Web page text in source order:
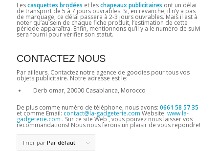
Lescasquettes brodées et leschapeaux publicitaires ont un délai
de transport de 5 à 7 jours ouvrables. Si, en revanche, il n’y a pas
de marquage, ce délai passera à 2-3 jours ouvrables. Mais il est à
noter qu’au sein de chaque fiche produit, l’estimation de cette
période apparaîtra. Enfin, mentionnons qu’il y a le numéro de suivi
sera fourni pour vérifier son statut.
CONTACTEZ NOUS
Par ailleurs, Contactez notre agence de goodies pour tous vos
objets publicitaire. Notre adresse est le:
Derb omar, 20000 Casablanca, Morocco
De plus comme numéro de téléphone, nous avons: 0661 58 57 35
et comme Email: contact@la-gadgeterie.com Website: www.la-
gadgeterie.com . Sur ce site Web , vous pouvez nous laisser vos
recommandations! Nous nous ferons un plaisir de vous repondre!
Trier par Par défaut